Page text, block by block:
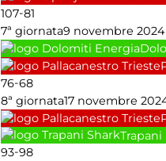
107-81
7ª giornata9 novembre 2024
76-68
8ª giornata17 novembre
Trapani
93-98